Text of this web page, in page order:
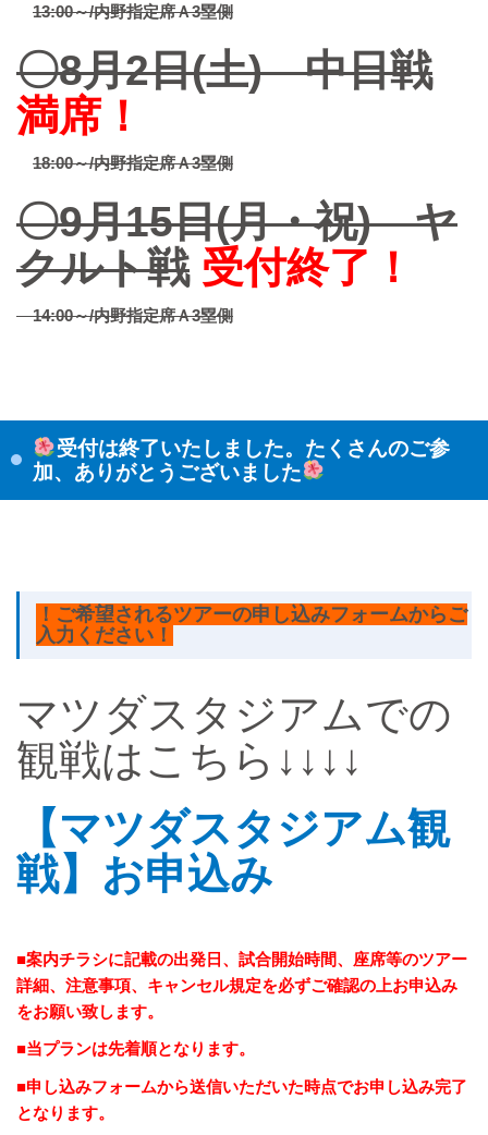
13:00～/内野指定席Ａ3塁側
〇8月2日(土) 中日戦
満席！
18:00～/内野指定席Ａ3塁側
〇9月15日(月・祝) ヤ
クルト戦 受付終了！
14:00～/内野指定席Ａ3塁側
受付は終了いたしました。たくさんのご参
加、ありがとうございました
！ご希望されるツアーの申し込みフォームからご
入力ください！
マツダスタジアムでの
観戦はこちら↓↓↓↓
【マツダスタジアム観
戦】お申込み
■案内チラシに記載の出発日、試合開始時間、座席等のツアー
詳細、注意事項、キャンセル規定を必ずご確認の上お申込み
をお願い致します。
■当プランは先着順となります。
■申し込みフォームから送信いただいた時点でお申し込み完了
となります。